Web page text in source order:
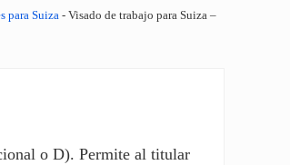
para Suiza - Visado de trabajo para Suiza –
o D). Permite al titular